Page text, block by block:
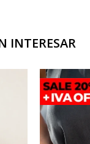
INTERESAR